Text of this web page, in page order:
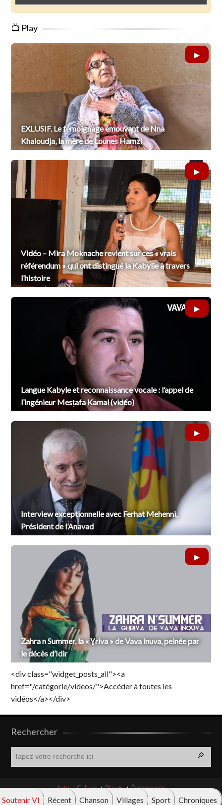
📺 Play
EXLUSIF. Le témoignage émouvant de Nna
Khaloudja, la mère de Lounes Hamzi
Vidéo – Mira Moknache revient sur ces « vrais
référendum » qui ont distingué la Kabylie à travers
l’histoire
Langue Kabyle et reconnaissance vocale : l’appel de
l’ingénieur Mesṭafa Kamal (vidéo)
Interview exceptionnelle avec Ferhat Mehenni,
Président de l’Anavad
Zahra n Summer, la « Ɣriva » de Vava inuva, peinée par
le décès d’Idir
<div class="widget_posts_all"><a
href="/catégorie/videos/">Accéder à toutes les
vidéos</a></div>
Soutenir VI Récent Chanson Villages Sport Chroniques
Rechercher
r
Actu Culture Play ► Événements
© Vava innova 2026. Tous droits réservés.